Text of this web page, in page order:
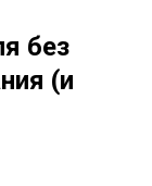
без
(и